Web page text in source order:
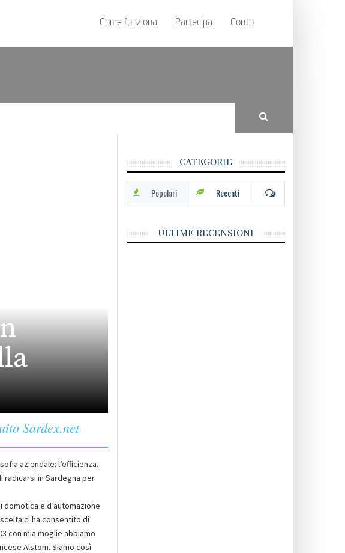
Come funziona Partecipa Conto
Sardex.net
aziendale: l’efficienza.
radicarsi in Sardegna per
domotica e d’automazione
ci ha consentito di
con mia moglie abbiamo
Alstom. Siamo così
CATEGORIE
Popolari Recenti
ULTIME RECENSIONI